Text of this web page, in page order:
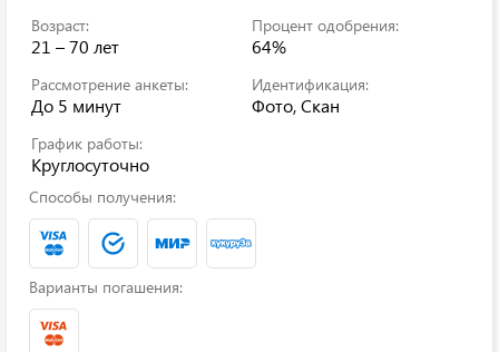
Возраст:
21 – 70 лет
Процент одобрения:
64%
Рассмотрение анкеты:
До 5 минут
Идентификация:
Фото, Скан
График работы:
Круглосуточно
Способы получения:
Варианты погашения: